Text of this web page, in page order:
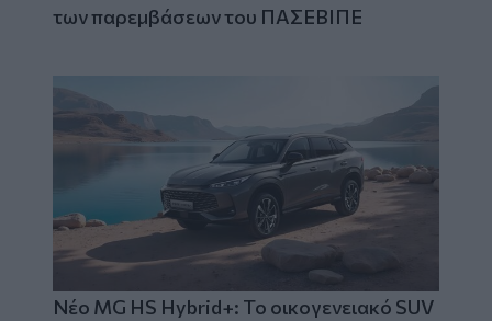
των παρεμβάσεων του ΠΑΣΕΒΙΠΕ
Νέο MG HS Hybrid+: Το οικογενειακό SUV